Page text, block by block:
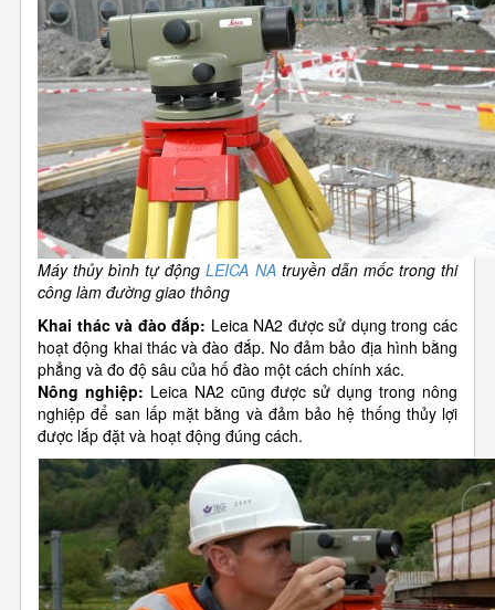
Máy thủy bình tự độngLEICA NAtruyền dẫn mốc trong thi
công làm đường giao thông
Khai thác và đào đắp: Leica NA2 được sử dụng trong các
hoạt động khai thác và đào đắp. No đảm bảo địa hình bằng
phẳng và đo độ sâu của hố đào một cách chính xác.
Nông nghiệp: Leica NA2 cũng được sử dụng trong nông
nghiệp để san lấp mặt bằng và đảm bảo hệ thống thủy lợi
được lắp đặt và hoạt động đúng cách.